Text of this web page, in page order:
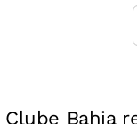
Bahia